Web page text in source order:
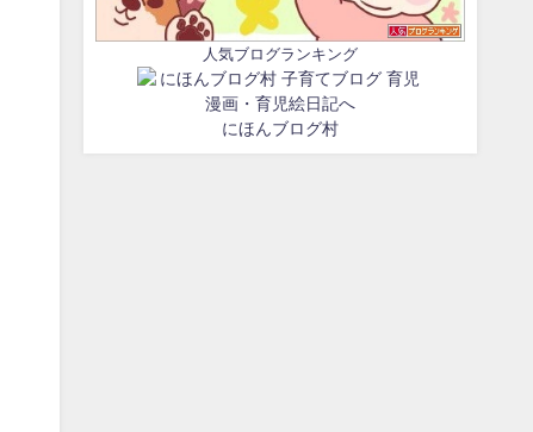
人気ブログランキング
にほんブログ村